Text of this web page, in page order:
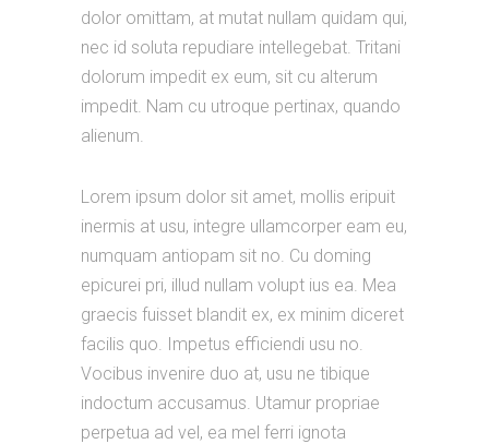
dolor omittam, at mutat nullam quidam qui,
nec id soluta repudiare intellegebat. Tritani
dolorum impedit ex eum, sit cu alterum
impedit. Nam cu utroque pertinax, quando
alienum.
Lorem ipsum dolor sit amet, mollis eripuit
inermis at usu, integre ullamcorper eam eu,
numquam antiopam sit no. Cu doming
epicurei pri, illud nullam volupt ius ea. Mea
graecis fuisset blandit ex, ex minim diceret
facilis quo. Impetus efficiendi usu no.
Vocibus invenire duo at, usu ne tibique
indoctum accusamus. Utamur propriae
perpetua ad vel, ea mel ferri ignota